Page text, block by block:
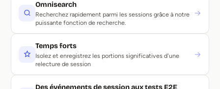
Omnisearch
Recherchez rapidement parmi les sessions grâce à notre
puissante fonction de recherche.
→
Temps forts
Isolez et enregistrez les portions significatives d'une
relecture de session
→
Des événements de session aux tests E2E